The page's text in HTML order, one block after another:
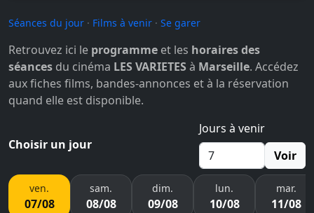
Séances du jour · Films à venir · Se garer
Retrouvez ici le programme et les horaires des
séances du cinéma LES VARIETES à Marseille. Accédez
aux fiches films, bandes-annonces et à la réservation
quand elle est disponible.
Choisir un jour
Jours à venir
Voir
ven.
07/08
sam.
08/08
dim.
09/08
lun.
10/08
mar.
11/08